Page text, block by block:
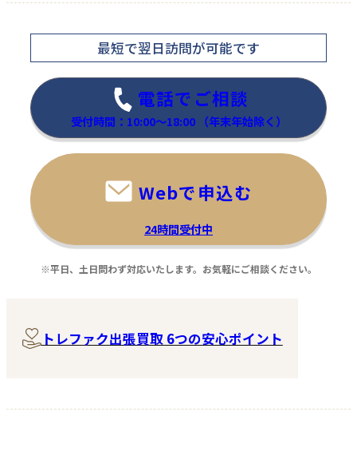
最短で翌日訪問が可能です
電話でご相談
受付時間：10:00～18:00 （年末年始除く）
Webで申込む
24時間受付中
※平日、土日問わず対応いたします。お気軽にご相談ください。
トレファク出張買取 6つの安心ポイント